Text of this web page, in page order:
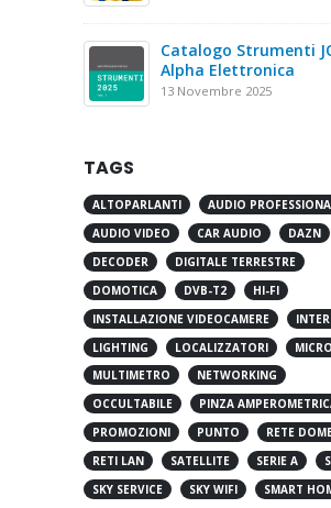
Catalogo Strumenti
Alpha Elettronica
13 Novembre 2025
TAGS
ALTOPARLANTI
AUDIO
AUDIO VIDEO
CAR AUDIO
DAZN
DECODER
DIGITALE TERRESTRE
DOMOTICA
DVB-T2
HI-FI
INSTALLAZIONE VIDEOCAMERE
LIGHTING
LOCALIZZATORI
MULTIMETRO
NETWORKING
OCCULTABILE
PINZA
PROMOZIONI
PUNTO
RETE
RETI LAN
SATELLITE SERIE A
SKY SERVICE
SKY WIFI
SMART